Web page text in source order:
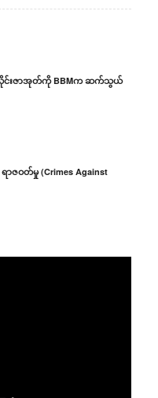
လိုင်းဇာအုတ်ကို BBMက ဆက်သွယ်
ဇဝတ်မှု (Crimes Against